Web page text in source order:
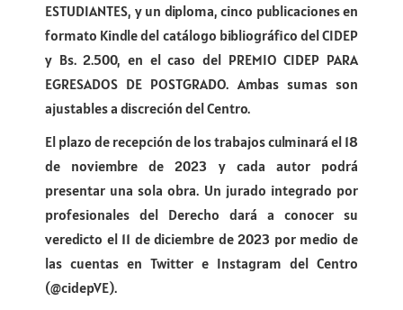
ESTUDIANTES, y un diploma, cinco publicaciones en
formato Kindle del catálogo bibliográfico del CIDEP
y Bs. 2.500, en el caso del PREMIO CIDEP PARA
EGRESADOS DE POSTGRADO. Ambas sumas son
ajustables a discreción del Centro.
El plazo de recepción de los trabajos culminará el 18
de noviembre de 2023 y cada autor podrá
presentar una sola obra. Un jurado integrado por
profesionales del Derecho dará a conocer su
veredicto el 11 de diciembre de 2023 por medio de
las cuentas en Twitter e Instagram del Centro
(@cidepVE).